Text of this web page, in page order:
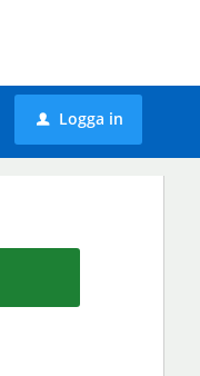
u Logga in